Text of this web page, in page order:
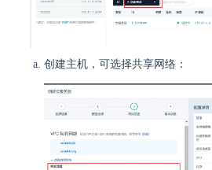
创建主机，可选择共享网络：